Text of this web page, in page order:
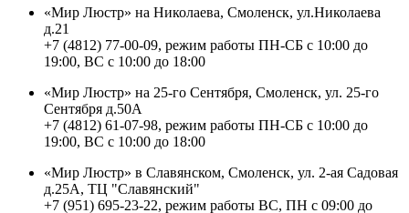
«Мир Люстр» на Николаева, Смоленск, ул.Николаева
д.21
+7 (4812) 77-00-09, режим работы ПН-СБ с 10:00 до
19:00, ВС с 10:00 до 18:00
«Мир Люстр» на 25-го Сентября, Смоленск, ул. 25-го
Сентября д.50А
+7 (4812) 61-07-98, режим работы ПН-СБ с 10:00 до
19:00, ВС с 10:00 до 18:00
«Мир Люстр» в Славянском, Смоленск, ул. 2-ая Садовая
д.25А, ТЦ "Славянский"
+7 (951) 695-23-22, режим работы ВС, ПН с 09:00 до